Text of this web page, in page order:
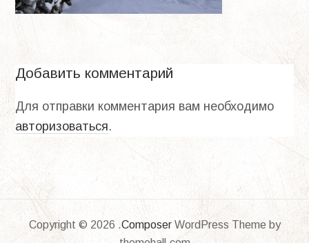
Добавить комментарий
Для отправки комментария вам необходимо
авторизоваться.
Copyright © 2026 .ComposerWordPress Theme by